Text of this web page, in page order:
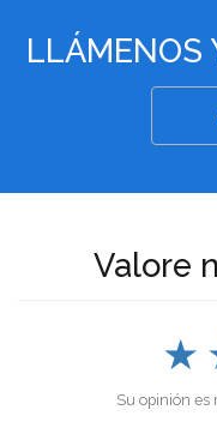
LLÁMENOS
Valore
★
Su opinión es